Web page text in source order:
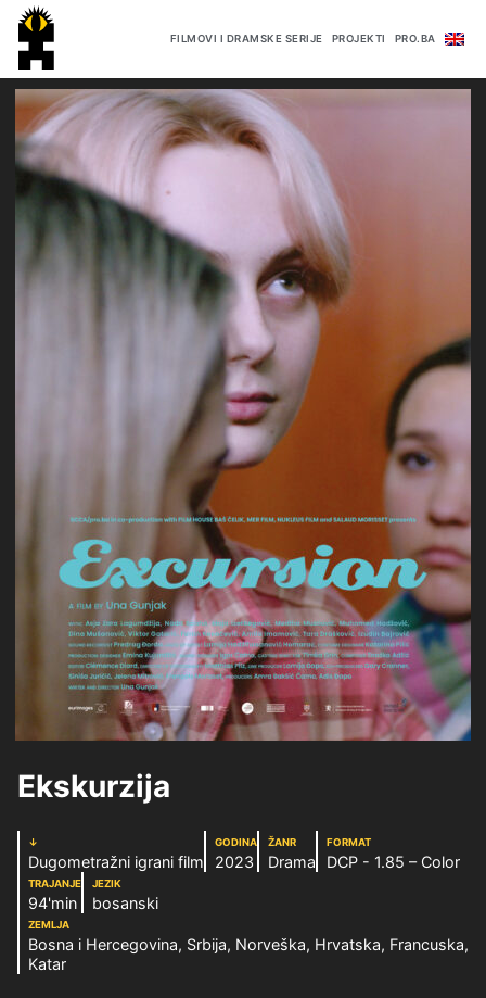
FILMOVI I DRAMSKE SERIJE PROJEKTI PRO.BA
Ekskurzija
↓
Dugometražni igrani film
GODINA
2023
ŽANR
Drama
FORMAT
DCP - 1.85 – Color
TRAJANJE
94'min
JEZIK
bosanski
ZEMLJA
Bosna i Hercegovina, Srbija, Norveška, Hrvatska, Francuska,
Katar